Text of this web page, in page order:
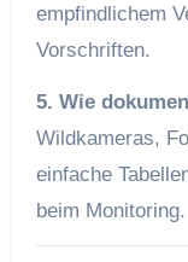
empfindlichem
Vorschriften.
5. Wie
Wildkameras,
einfache
beim Monitoring.